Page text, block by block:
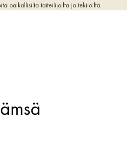
paikallisilta taiteilijoilta ja tekijöiltä.